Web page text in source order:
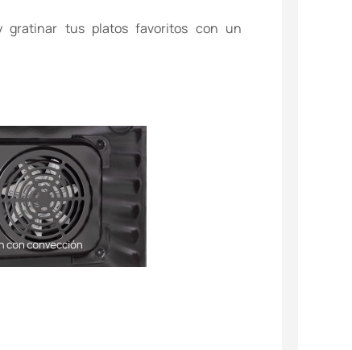
gratinar tus platos favoritos con un